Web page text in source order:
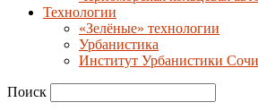
Технологии
«Зелёные» технологии
Урбанистика
Институт Урбанистики Сочи
Поиск